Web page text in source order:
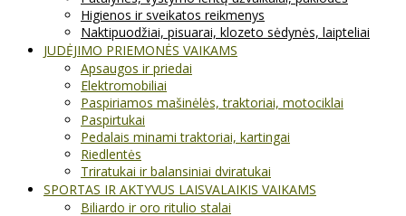
Higienos ir sveikatos reikmenys
Naktipuodžiai, pisuarai, klozeto sėdynės, laipteliai
JUDĖJIMO PRIEMONĖS VAIKAMS
Apsaugos ir priedai
Elektromobiliai
Paspiriamos mašinėlės, traktoriai, motociklai
Paspirtukai
Pedalais minami traktoriai, kartingai
Riedlentės
Triratukai ir balansiniai dviratukai
SPORTAS IR AKTYVUS LAISVALAIKIS VAIKAMS
Biliardo ir oro ritulio stalai